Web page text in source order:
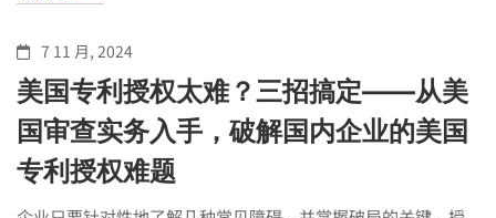
7 11 月, 2024
美国专利授权太难？三招搞定——从美
国审查实务入手，破解国内企业的美国
专利授权难题